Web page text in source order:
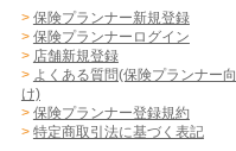
> 保険プランナー新規登録
> 保険プランナーログイン
> 店舗新規登録
> よくある質問(保険プランナー向
け)
> 保険プランナー登録規約
> 特定商取引法に基づく表記